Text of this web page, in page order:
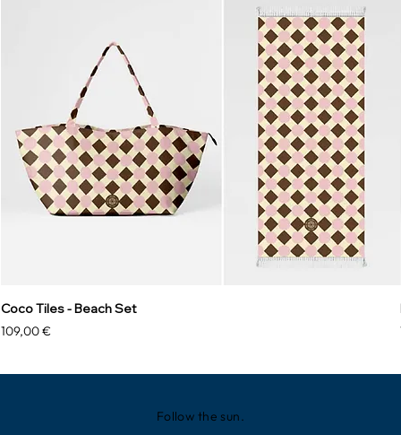
Coco Tiles - Beach Set
Prix
109,00 €
Follow the sun.